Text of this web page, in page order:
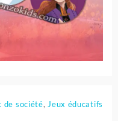
de société,Jeux éducatifs